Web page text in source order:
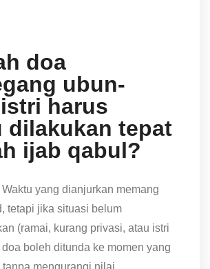
doa
ubun-
harus
dilakukan tepat
ijab qabul?
yang dianjurkan memang
tetapi jika situasi belum
(ramai, kurang privasi, atau istri
boleh ditunda ke momen yang
tanpa mengurangi nilai